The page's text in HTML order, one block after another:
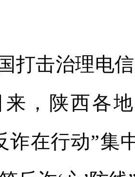
打击治理电
来，陕西各
诈在行动”集